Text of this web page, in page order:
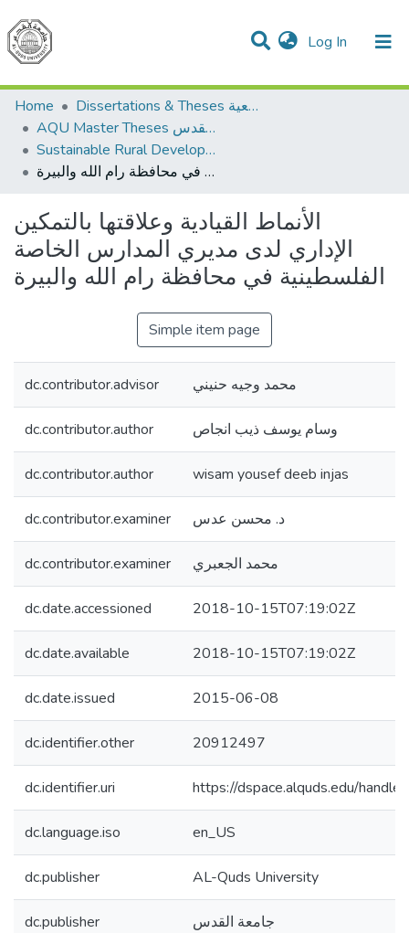
Log In (current)
Communities & Collections
All of DSpace
Home
Dissertations & Theses الرسائل الجامعية
AQU Master Theses الرسائل الجامعية الخاصة بجامعة القدس
Sustainable Rural Development التنمية الريفية المستدامة
الأنماط القيادية وعلاقتها بالتمكين الإداري لدى مديري المدارس الخاصة الفلسطينية في محافظة رام الله والبيرة
الأنماط القيادية وعلاقتها بالتمكين
الإداري لدى مديري المدارس الخاصة
الفلسطينية في محافظة رام الله والبيرة
Simple item page
dc.contributor.advisor محمد وجيه حنيني
dc.contributor.author وسام يوسف ذيب انجاص
dc.contributor.author wisam yousef deeb injas
dc.contributor.examiner د. محسن عدس
dc.contributor.examiner محمد الجعبري
dc.date.accessioned 2018-10-15T07:19:02Z
dc.date.available 2018-10-15T07:19:02Z
dc.date.issued 2015-06-08
dc.identifier.other 20912497
dc.identifier.uri https://dspace.alquds.edu/
dc.language.iso en_US
dc.publisher AL-Quds University
dc.publisher جامعة القدس